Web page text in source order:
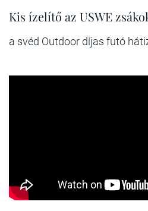
Kis ízelítő az USWE
a svéd Outdoor díjas futó